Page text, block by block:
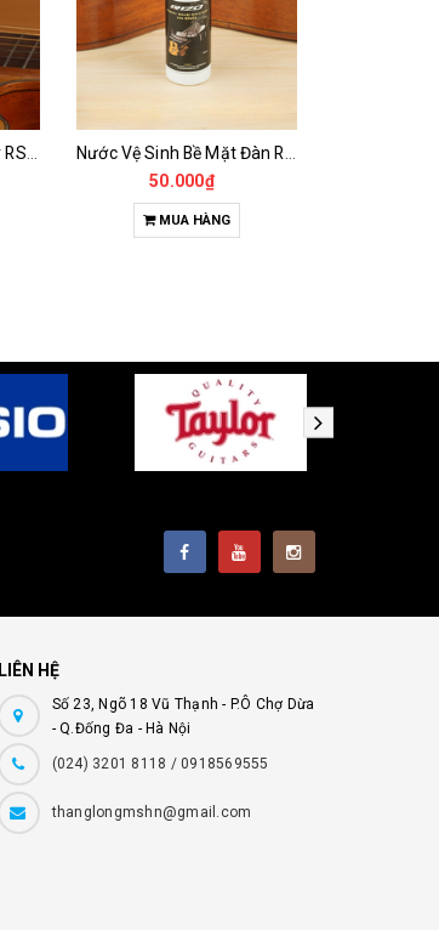
50.000₫
MUA HÀNG
LIÊN HỆ
Số 23, Ngõ 18 Vũ Thạnh - P.Ô Chợ Dừa
- Q.Đống Đa - Hà Nội
(024) 3201 8118 / 0918569555
thanglongmshn@gmail.com